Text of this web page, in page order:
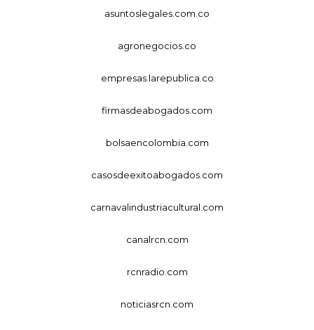
asuntoslegales.com.co
agronegocios.co
empresas.larepublica.co
firmasdeabogados.com
bolsaencolombia.com
casosdeexitoabogados.com
carnavalindustriacultural.com
canalrcn.com
rcnradio.com
noticiasrcn.com